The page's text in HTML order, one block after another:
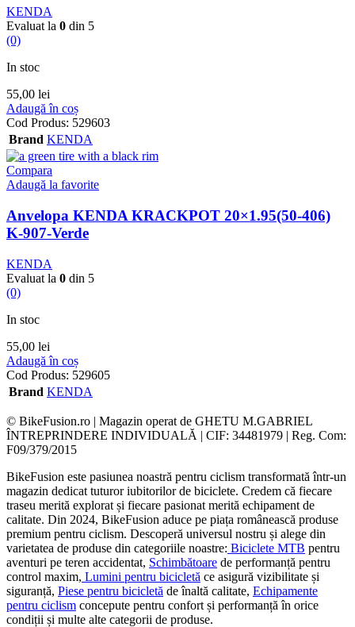
KENDA
Evaluat la 0 din 5
(0)
In stoc
55,00 lei
Adaugă în coș
Cod Produs: 529603
Brand KENDA
Compara
Adaugă la favorite
Anvelopa KENDA KRACKPOT 20×1.95(50-406)
K-907-Verde
KENDA
Evaluat la 0 din 5
(0)
In stoc
55,00 lei
Adaugă în coș
Cod Produs: 529605
Brand KENDA
© BikeFusion.ro | Magazin operat de GHETU M.GABRIEL
ÎNTREPRINDERE INDIVIDUALĂ | CIF: 34481979 | Reg. Com:
F09/379/2015
BikeFusion este pasiunea noastră pentru ciclism transformată într-un
magazin dedicat tuturor iubitorilor de biciclete. Credem că fiecare
traseu merită explorat și fiecare pasionat merită echipament de
calitate. Din 2024, BikeFusion aduce pe piața românească produse
premium pentru ciclism. Descoperă universul nostru și alege din
varietatea de produse din categoriile noastre: Biciclete MTB pentru
aventuri pe teren accidentat, Schimbătoare de performanță pentru
control maxim, Lumini pentru bicicletă ce asigură vizibilitate și
siguranță, Piese pentru bicicletă de înaltă calitate, Echipamente
pentru ciclism concepute pentru confort și performanță în orice
condiții și multe alte categorii de produse.